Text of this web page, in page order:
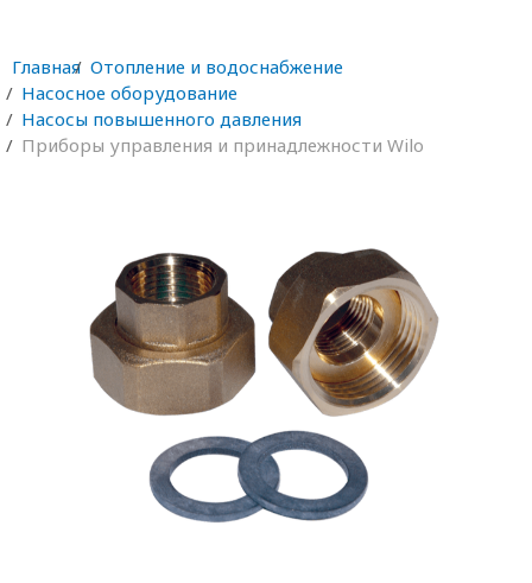
Главная Отопление и водоснабжение
Насосное оборудование
Насосы повышенного давления
Приборы управления и принадлежности Wilo